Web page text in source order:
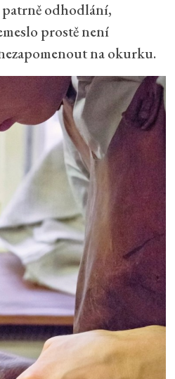
patrně odhodlání,
prostě není
na okurku.